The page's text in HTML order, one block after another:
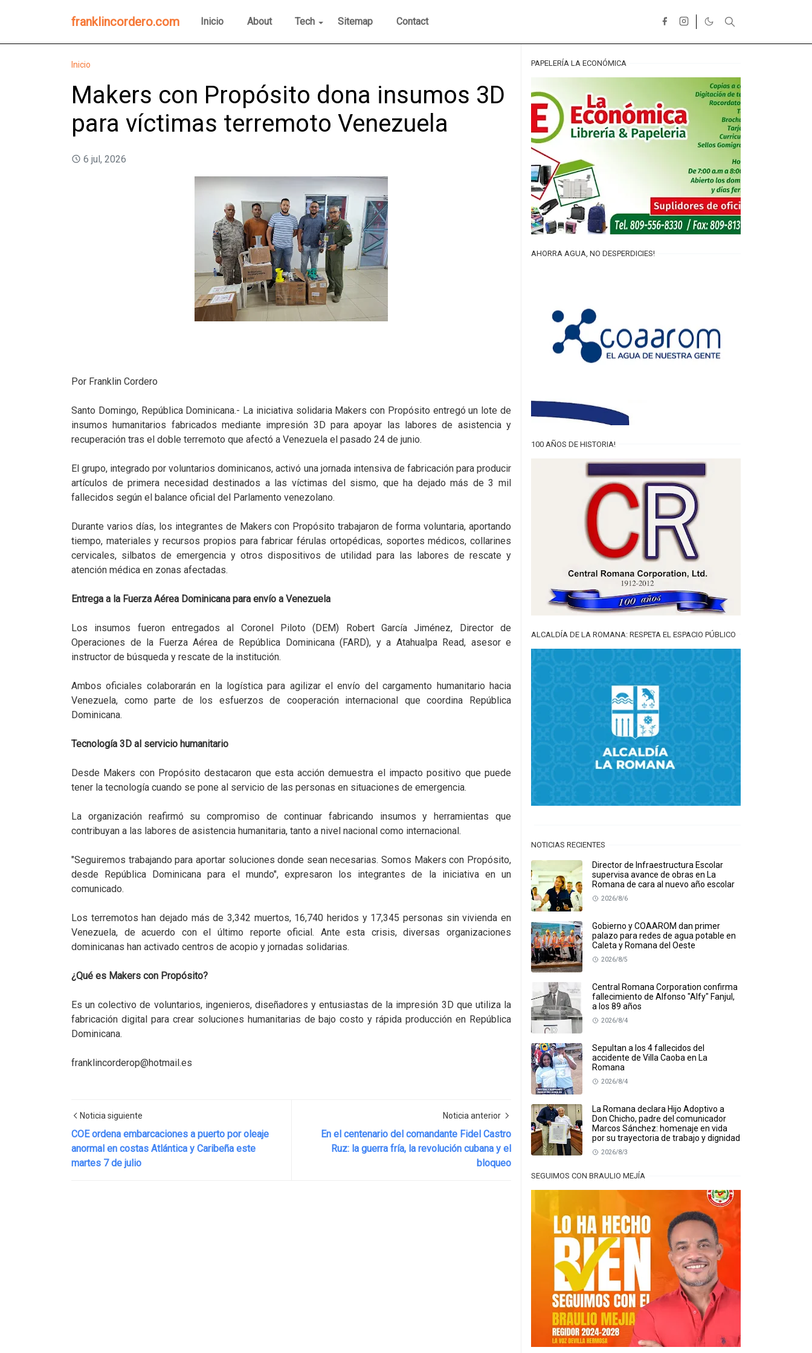
franklincordero.com Inicio About Tech Sitemap Contact
Inicio
Makers con Propósito dona insumos 3D
para víctimas terremoto Venezuela
6 jul, 2026
Por Franklin Cordero
Santo Domingo, República Dominicana.- La iniciativa solidaria Makers con Propósito entregó un lote de
insumos humanitarios fabricados mediante impresión 3D para apoyar las labores de asistencia y
recuperación tras el doble terremoto que afectó a Venezuela el pasado 24 de junio.
El grupo, integrado por voluntarios dominicanos, activó una jornada intensiva de fabricación para producir
artículos de primera necesidad destinados a las víctimas del sismo, que ha dejado más de 3 mil
fallecidos según el balance oficial del Parlamento venezolano.
Durante varios días, los integrantes de Makers con Propósito trabajaron de forma voluntaria, aportando
tiempo, materiales y recursos propios para fabricar férulas ortopédicas, soportes médicos, collarines
cervicales, silbatos de emergencia y otros dispositivos de utilidad para las labores de rescate y
atención médica en zonas afectadas.
Entrega a la Fuerza Aérea Dominicana para envío a Venezuela
Los insumos fueron entregados al Coronel Piloto (DEM) Robert García Jiménez, Director de
Operaciones de la Fuerza Aérea de República Dominicana (FARD), y a Atahualpa Read, asesor e
instructor de búsqueda y rescate de la institución.
Ambos oficiales colaborarán en la logística para agilizar el envío del cargamento humanitario hacia
Venezuela, como parte de los esfuerzos de cooperación internacional que coordina República
Dominicana.
Tecnología 3D al servicio humanitario
Desde Makers con Propósito destacaron que esta acción demuestra el impacto positivo que puede
tener la tecnología cuando se pone al servicio de las personas en situaciones de emergencia.
La organización reafirmó su compromiso de continuar fabricando insumos y herramientas que
contribuyan a las labores de asistencia humanitaria, tanto a nivel nacional como internacional.
"Seguiremos trabajando para aportar soluciones donde sean necesarias. Somos Makers con Propósito,
desde República Dominicana para el mundo", expresaron los integrantes de la iniciativa en un
comunicado.
Los terremotos han dejado más de 3,342 muertos, 16,740 heridos y 17,345 personas sin vivienda en
Venezuela, de acuerdo con el último reporte oficial. Ante esta crisis, diversas organizaciones
dominicanas han activado centros de acopio y jornadas solidarias.
¿Qué es Makers con Propósito?
Es un colectivo de voluntarios, ingenieros, diseñadores y entusiastas de la impresión 3D que utiliza la
fabricación digital para crear soluciones humanitarias de bajo costo y rápida producción en República
Dominicana.
franklincorderop@hotmail.es
Noticia siguiente
COE ordena embarcaciones a puerto por oleaje
anormal en costas Atlántica y Caribeña este
martes 7 de julio
Noticia anterior
En el centenario del comandante Fidel Castro
Ruz: la guerra fría, la revolución cubana y el
bloqueo
PAPELERÍA LA ECONÓMICA
AHORRA AGUA, NO DESPERDICIES!
100 AÑOS DE HISTORIA!
ALCALDÍA DE LA ROMANA: RESPETA EL ESPACIO PÚBLICO
NOTICIAS RECIENTES
Director de Infraestructura Escolar
supervisa avance de obras en La
Romana de cara al nuevo año escolar
2026/8/6
Gobierno y COAAROM dan primer
palazo para redes de agua potable en
Caleta y Romana del Oeste
2026/8/5
Central Romana Corporation confirma
fallecimiento de Alfonso "Alfy" Fanjul,
a los 89 años
2026/8/4
Sepultan a los 4 fallecidos del
accidente de Villa Caoba en La
Romana
2026/8/4
La Romana declara Hijo Adoptivo a
Don Chicho, padre del comunicador
Marcos Sánchez: homenaje en vida
por su trayectoria de trabajo y dignidad
2026/8/3
SEGUIMOS CON BRAULIO MEJÍA